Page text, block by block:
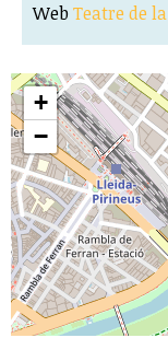
Web Teatre de
+
−